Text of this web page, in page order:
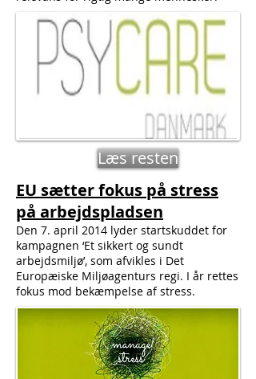
Læs resten
EU sætter fokus på stress
på arbejdspladsen
Den 7. april 2014 lyder startskuddet for
kampagnen ‘Et sikkert og sundt
arbejdsmiljø’, som afvikles i Det
Europæiske Miljøagenturs regi. I år rettes
fokus mod bekæmpelse af stress.